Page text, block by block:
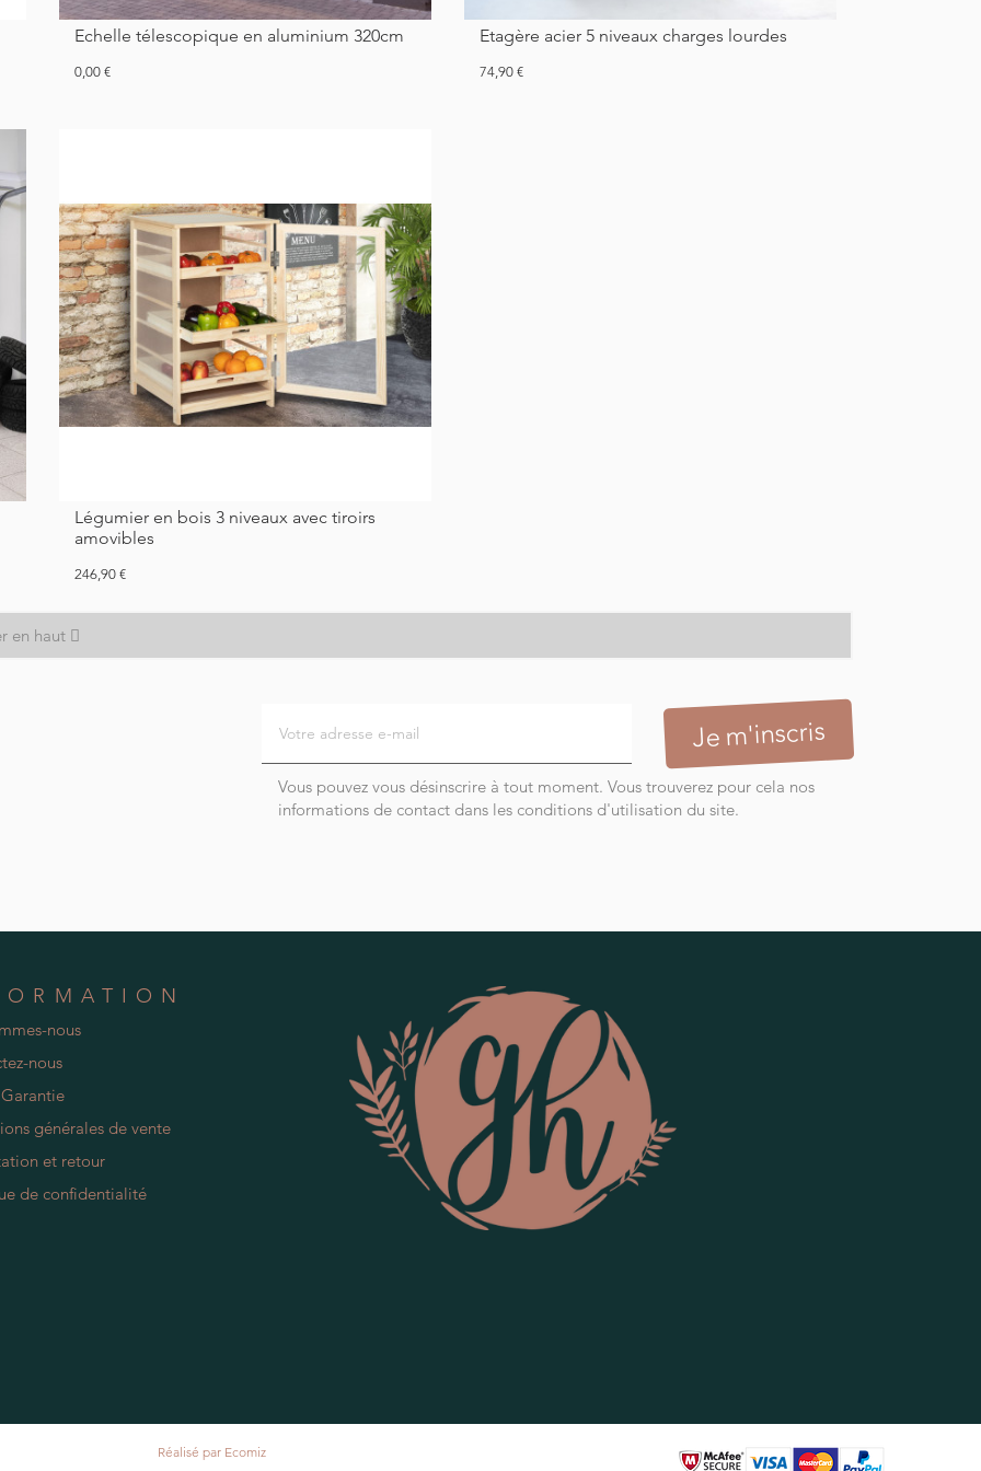
Echelle télescopique en aluminium 320cm
Prix
0,00 €
Etagère acier 5 niveaux charges lourdes
Prix
74,90 €
Légumier en bois 3 niveaux avec tiroirs
amovibles
Prix
246,90 €
en haut
Vous pouvez vous désinscrire à tout moment. Vous trouverez pour cela nos
informations de contact dans les conditions d'utilisation du site.
nous
nous
générales de vente
et retour
de confidentialité
Réalisé par Ecomiz